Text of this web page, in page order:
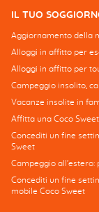
IL TUO
Aggiornamento della
Alloggi in affitto per
Alloggi in affitto per
Campeggio insolito,
Vacanze insolite in
Affitta una Coco
Concediti un fine
Sweet
Campeggio all'estero:
Concediti un fine
mobile Coco Sweet